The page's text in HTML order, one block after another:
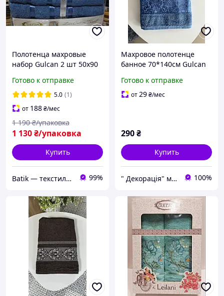
Полотенца махровые
набор Gulcan 2 шт 50х90
махровых полотенец
турция 4 шт
Готово к отправке
5.0 (1)
от 188₴/мес
1 130₴/упаковка
1 190 ₴/упаковка
Купить
Batik — текстиль, который дарит уют вашему дому! 99%
Махровое полотенце
банное 70*140см Gulcan
Готово к отправке
от29₴/мес
290₴
Купить
" Декорація" магазин текстилю та декору для дому 100%